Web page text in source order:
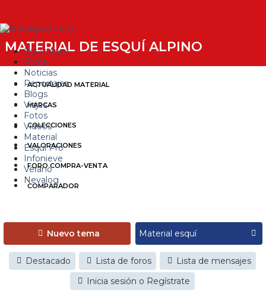
Estaciones
Foros
Noticias
Reportajes
Blogs
Viajes
Fotos
Videos
Material
Esquí Pro
Infonieve
Verano
Nevalog
MATERIAL DE ESQUÍ ALPINO
ACTUALIDAD MATERIAL
MARCAS
COLECCIONES
VALORACIONES
FORO COMPRA-VENTA
COMPARADOR
Nuevo tema
Destacado Lista de foros
Lista de mensajes
Inicia sesión o Regístrate